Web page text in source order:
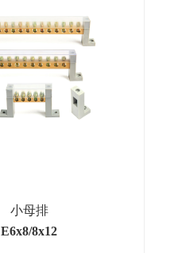
小母排
E6x8/8x12